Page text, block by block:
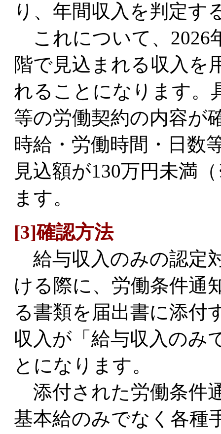
り、年間収入を判定す
これについて、2026
階で見込まれる収入を
れることになります。
等の労働契約の内容が
時給・労働時間・日数
見込額が130万円未満
ます。
[3]確認方法
給与収入のみの認定
ける際に、労働条件通
る書類を届出書に添付
収入が「給与収入のみ
とになります。
添付された労働条件
基本給のみでなく各種